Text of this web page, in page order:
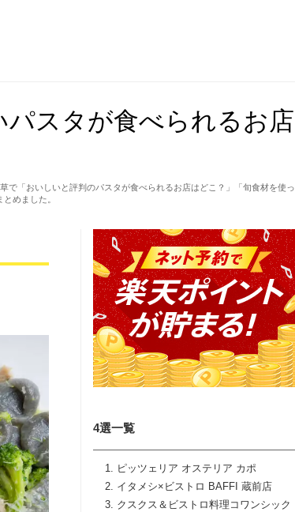
スタが食べられるお店
「おいしいと評判のパスタが食べられるお店はどこ？」「旬食材を使っ
めました。
4選一覧
ピッツェリア オステリア カポ
イタメシ×ビストロ BAFFI 蔵前店
クスクス＆ビストロ料理コワンシック